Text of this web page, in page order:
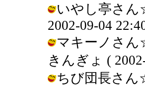
いやし亭さ
2002-09-04
マキーノさ
きんぎょ (
ちび団長さん